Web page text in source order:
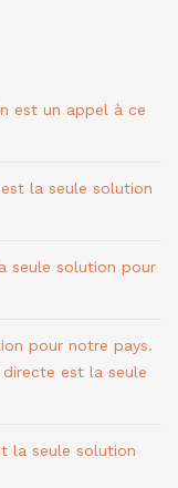
est un appel à ce
la seule solution
seule solution pour
pour notre pays.
est la seule
la seule solution